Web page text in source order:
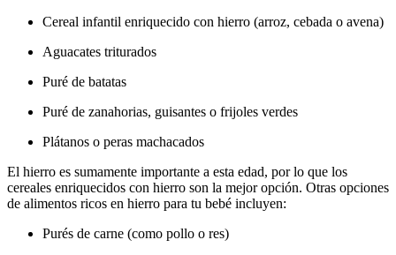
Cereal infantil enriquecido con hierro (arroz, cebada o avena)
Aguacates triturados
Puré de batatas
Puré de zanahorias, guisantes o frijoles verdes
Plátanos o peras machacados
El hierro es sumamente importante a esta edad, por lo que los
cereales enriquecidos con hierro son la mejor opción. Otras opciones
de alimentos ricos en hierro para tu bebé incluyen:
Purés de carne (como pollo o res)